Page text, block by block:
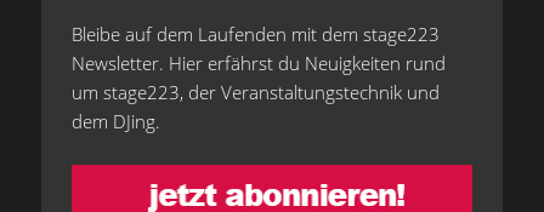
Bleibe auf dem Laufenden mit dem stage223
Newsletter. Hier erfährst du Neuigkeiten rund
um stage223, der Veranstaltungstechnik und
dem DJing.